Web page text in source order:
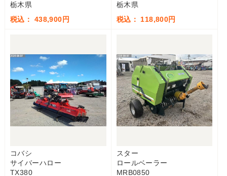
栃木県
税込： 438,900円
栃木県
税込： 118,800円
コバシ
サイバーハロー
TX380
スター
ロールベーラー
MRB0850